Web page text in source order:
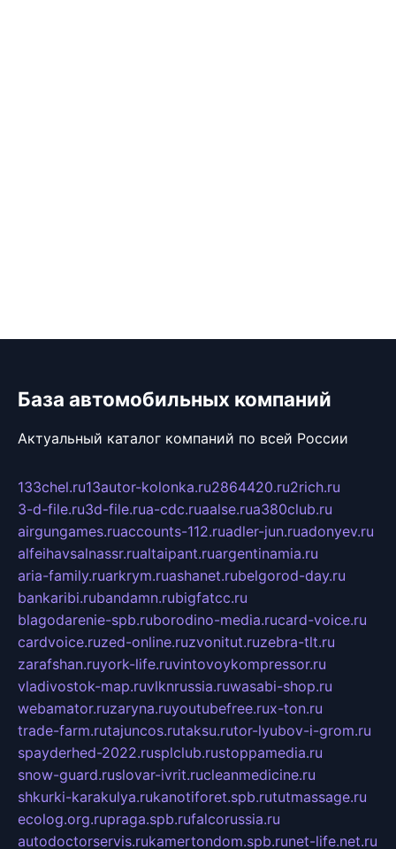
База автомобильных компаний
Актуальный каталог компаний по всей России
133chel.ru13autor-kolonka.ru2864420.ru2rich.ru
3-d-file.ru3d-file.rua-cdc.ruaalse.rua380club.ru
airgungames.ruaccounts-112.ruadler-jun.ruadonyev.ru
alfeihavsalnassr.rualtaipant.ruargentinamia.ru
aria-family.ruarkrym.ruashanet.rubelgorod-day.ru
bankaribi.rubandamn.rubigfatcc.ru
blagodarenie-spb.ruborodino-media.rucard-voice.ru
cardvoice.ruzed-online.ruzvonitut.ruzebra-tlt.ru
zarafshan.ruyork-life.ruvintovoykompressor.ru
vladivostok-map.ruvlknrussia.ruwasabi-shop.ru
webamator.ruzaryna.ruyoutubefree.rux-ton.ru
trade-farm.rutajuncos.rutaksu.rutor-lyubov-i-grom.ru
spayderhed-2022.rusplclub.rustoppamedia.ru
snow-guard.ruslovar-ivrit.rucleanmedicine.ru
shkurki-karakulya.rukanotiforet.spb.rututmassage.ru
ecolog.org.rupraga.spb.rufalcorussia.ru
autodoctorservis.rukamertondom.spb.runet-life.net.ru